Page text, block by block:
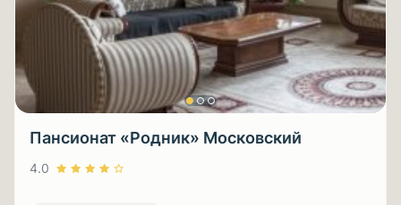
Пансионат «Родник» Московский
4.0